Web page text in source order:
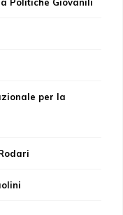
per la